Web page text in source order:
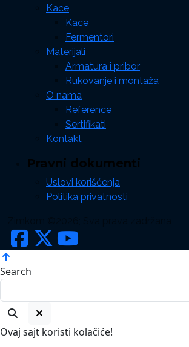
Kace
Kace
Fermentori
Materijali
Armatura i pribor
Rukovanje i montaža
O nama
Reference
Sertifikati
Kontakt
Pravni dokumenti
Uslovi korišćenja
Politika privatnosti
Search
Ovaj sajt koristi kolačiće!